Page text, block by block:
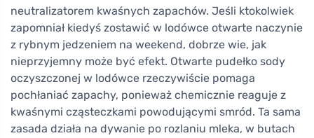
neutralizatorem kwaśnych zapachów. Jeśli ktokolwiek
zapomniał kiedyś zostawić w lodówce otwarte naczynie
z rybnym jedzeniem na weekend, dobrze wie, jak
nieprzyjemny może być efekt. Otwarte pudełko sody
oczyszczonej w lodówce rzeczywiście pomaga
pochłaniać zapachy, ponieważ chemicznie reaguje z
kwaśnymi cząsteczkami powodującymi smród. Ta sama
zasada działa na dywanie po rozlaniu mleka, w butach